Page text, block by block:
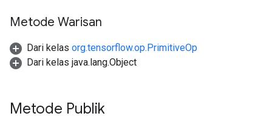
Metode Warisan
Dari kelas org.tensorflow.op.PrimitiveOp
Dari kelas java.lang.Object
Metode Publik